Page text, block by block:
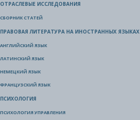
ОТРАСЛЕВЫЕ ИССЛЕДОВАНИЯ
СБОРНИК СТАТЕЙ
ПРАВОВАЯ ЛИТЕРАТУРА НА ИНОСТРАННЫХ ЯЗЫКАХ
АНГЛИЙСКИЙ ЯЗЫК
ЛАТИНСКИЙ ЯЗЫК
НЕМЕЦКИЙ ЯЗЫК
ФРАНЦУЗСКИЙ ЯЗЫК
ПСИХОЛОГИЯ
ПСИХОЛОГИЯ УПРАВЛЕНИЯ